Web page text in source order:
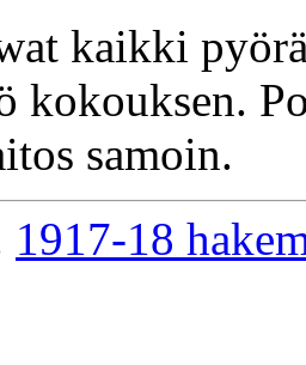
kaikki
kokouksen.
samoin.
1917-18